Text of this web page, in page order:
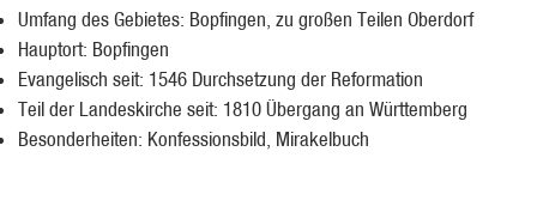
Umfang des Gebietes: Bopfingen, zu großen Teilen Oberdorf
Hauptort: Bopfingen
Evangelisch seit: 1546 Durchsetzung der Reformation
Teil der Landeskirche seit: 1810 Übergang an Württemberg
Besonderheiten: Konfessionsbild, Mirakelbuch